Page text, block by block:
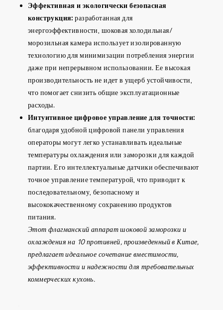
Эффективная и экологически безопасная
конструкция: разработанная для
энергоэффективности, шоковая холодильная/
морозильная камера использует изолированную
технологию для минимизации потребления энергии
даже при непрерывном использовании. Ее высокая
производительность не идет в ущерб устойчивости,
что помогает снизить общие эксплуатационные
расходы.
Интуитивное цифровое управление для точности:
благодаря удобной цифровой панели управления
операторы могут легко устанавливать идеальные
температуры охлаждения или заморозки для каждой
партии. Его интеллектуальные датчики обеспечивают
точное управление температурой, что приводит к
последовательному, безопасному и
высококачественному сохранению продуктов
питания.
Этот флагманский аппарат шоковой заморозки и
охлаждения на 10 противней, произведенный в Китае,
предлагает идеальное сочетание вместимости,
эффективности и надежности для требовательных
коммерческих кухонь.